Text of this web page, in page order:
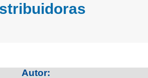
Autor: